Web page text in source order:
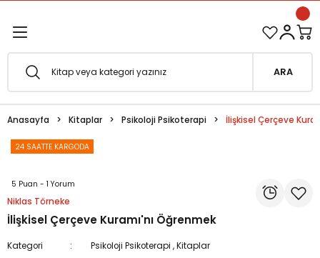
Esfârü'l-Erbaâ Seti şimdi satışta!
Metafor
ARA
Anasayfa Kitaplar Psikoloji Psikoterapi İlişkisel Çerçeve
24 SAATTE KARGODA
5 Puan - 1 Yorum
Niklas Törneke
İlişkisel Çerçeve Kuramı'nı Öğrenmek
Kategori Psikoloji Psikoterapi ,Kitaplar